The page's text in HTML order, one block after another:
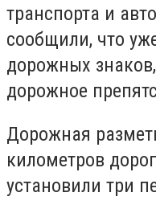
транспорта и
сообщили, что
дорожных
дорожное
Дорожная
километров
установили три